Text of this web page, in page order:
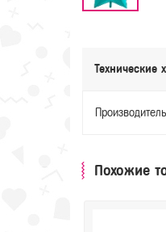
Технические
Производитель
Похожие